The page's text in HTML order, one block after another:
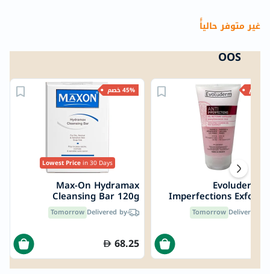
غير متوفر حالياًً
OOS
45% خصم
Lowest Pricein 30 Days
Max-On Hydramax
Cleansing Bar 120g
Delivered by
Tomorrow
68.25
Evoluderm
Imperfections
Cleansing Gel
Delivered by
Tomorrow